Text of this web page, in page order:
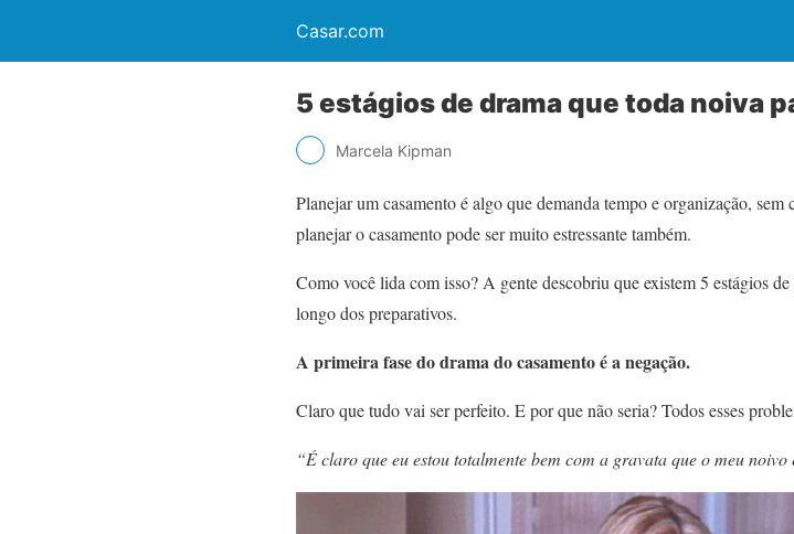
Casar.com
5 estágios de drama que toda noiva
Marcela Kipman
Planejar um casamento é algo que demanda tempo e organização,
planejar o casamento pode ser muito estressante também.
Como você lida com isso? A gente descobriu que existem 5 estágios
longo dos preparativos.
A primeira fase do drama do casamento é a negação.
Claro que tudo vai ser perfeito. E por que não seria? Todos esses
“É claro que eu estou totalmente bem com a gravata que o meu